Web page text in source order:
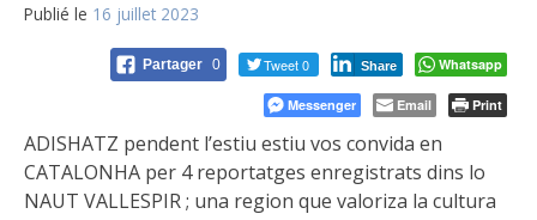
Publié le 16 juillet 2023
Partager 0 Tweet 0 Share Whatsapp
Messenger Email Print
ADISHATZ pendent l’estiu estiu vos convida en
CATALONHA per 4 reportatges enregistrats dins lo
NAUT VALLESPIR ; una region que valoriza la cultura